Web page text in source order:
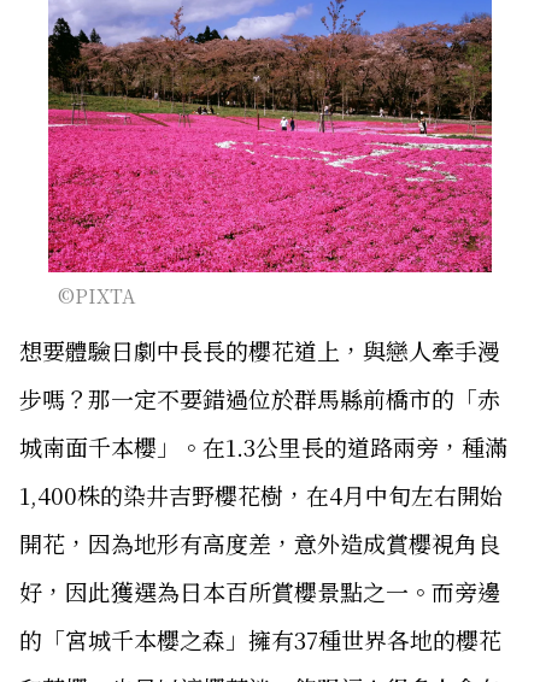
©PIXTA
想要體驗日劇中長長的櫻花道上，與戀人牽手漫
步嗎？那一定不要錯過位於群馬縣前橋市的「赤
城南面千本櫻」。在1.3公里長的道路兩旁，種滿
1,400株的染井吉野櫻花樹，在4月中旬左右開始
開花，因為地形有高度差，意外造成賞櫻視角良
好，因此獲選為日本百所賞櫻景點之一。而旁邊
的「宮城千本櫻之森」擁有37種世界各地的櫻花